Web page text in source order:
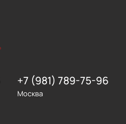
+7 (981) 789-75-96
Москва